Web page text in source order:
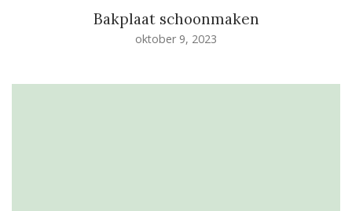
Bakplaat schoonmaken
oktober 9, 2023